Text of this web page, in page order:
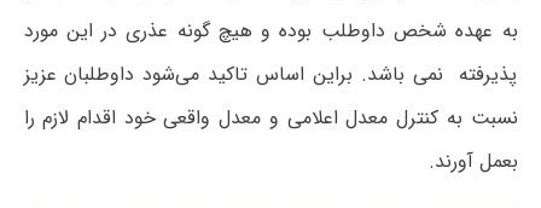
به عهده شخص داوطلب بوده و هیچ گونه عذری در این مورد
پذیرفته نمی باشد. براین اساس تاکید می‌شود داوطلبان عزیز
نسبت به کنترل معدل اعلامی و معدل واقعی خود اقدام لازم را
بعمل آورند.